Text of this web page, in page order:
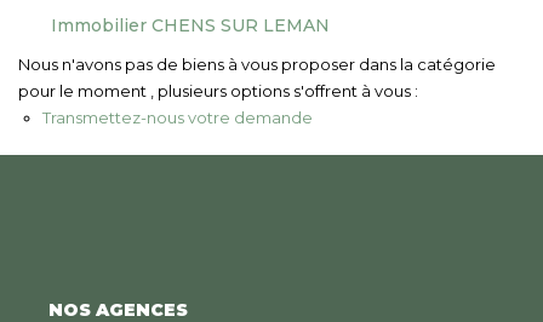
Nous Rejoindre
CONTACT
Immobilier CHENS SUR LEMAN
Nous n'avons pas de biens à vous proposer dans la catégorie
pour le moment , plusieurs options s'offrent à vous :
Transmettez-nous votre demande
NOS AGENCES